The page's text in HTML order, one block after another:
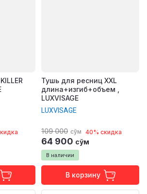
Тушь для ресниц XXL
длина+изгиб+объем ,
LUXVISAGE
LUXVISAGE
В наличии
109 000 сўм 40% скидка
64 900 сўм
В корзину